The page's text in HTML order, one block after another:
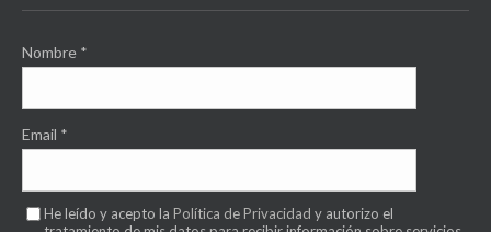
Nombre *
Email *
He leído y acepto la Política de Privacidad y autorizo el